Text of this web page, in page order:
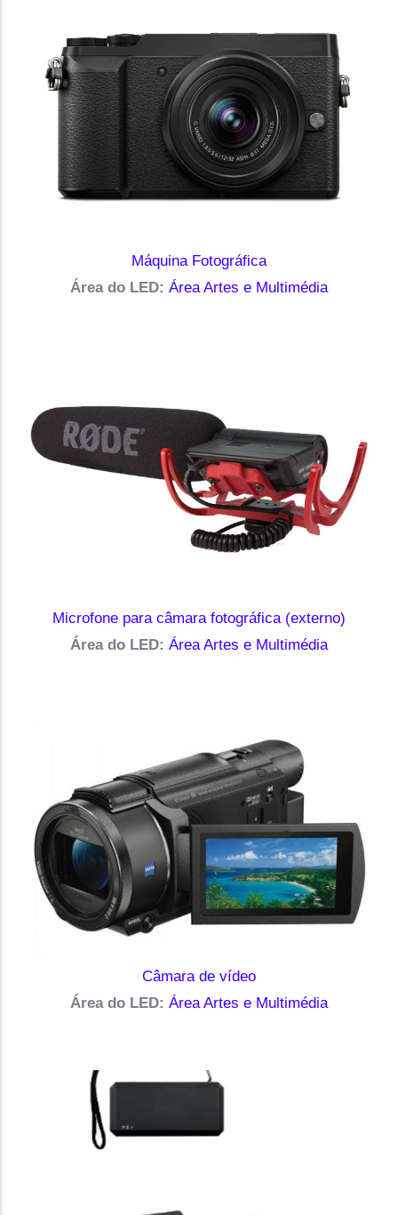
Máquina Fotográfica
Área do LED: Área Artes e Multimédia
Microfone para câmara fotográfica (externo)
Área do LED: Área Artes e Multimédia
Câmara de vídeo
Área do LED: Área Artes e Multimédia